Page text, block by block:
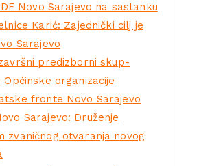
Novo Sarajevo na sastanku
Karić: Zajednički cilj je
Sarajevo
predizborni skup-
Općinske organizacije
fronte Novo Sarajevo
Sarajevo: Druženje
zvaničnog otvaranja novog